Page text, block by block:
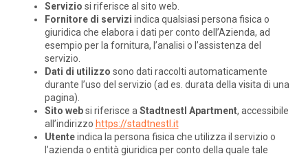
Servizio si riferisce al sito web.
Fornitore di servizi indica qualsiasi persona fisica o
giuridica che elabora i dati per conto dell’Azienda, ad
esempio per la fornitura, l’analisi o l’assistenza del
servizio.
Dati di utilizzo sono dati raccolti automaticamente
durante l’uso del servizio (ad es. durata della visita di una
pagina).
Sito websi riferisce a Stadtnestl Apartment, accessibile
all’indirizzo https://stadtnestl.it
Utenteindica la persona fisica che utilizza il servizio o
l’azienda o entità giuridica per conto della quale tale